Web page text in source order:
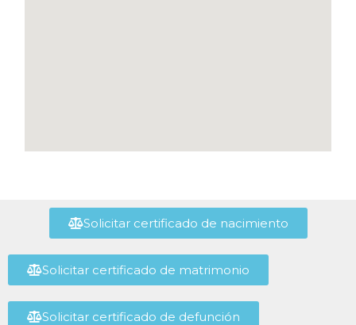
Solicitar certificado de nacimiento
Solicitar certificado de matrimonio
Solicitar certificado de defunción